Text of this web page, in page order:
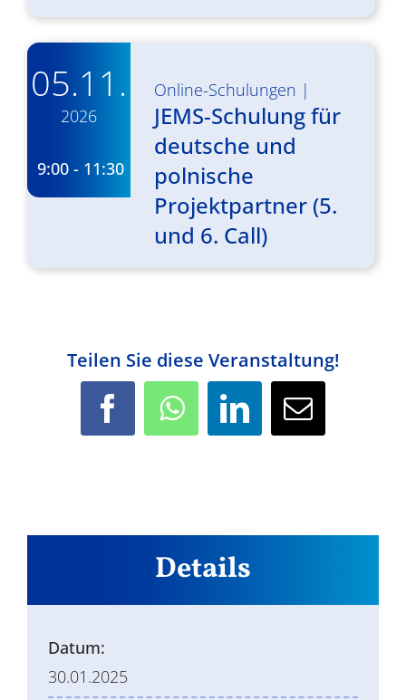
05.11.
2026
-
9:00 - 11:30
Online-Schulungen |
JEMS-Schulung für
deutsche und
polnische
Projektpartner (5.
und 6. Call)
Teilen Sie diese Veranstaltung!
Facebook WhatsApp LinkedIn
E-
Details
Datum:
30.01.2025